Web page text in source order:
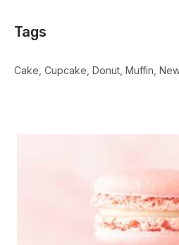
Tags
Cake Cupcake Donut Muffin New